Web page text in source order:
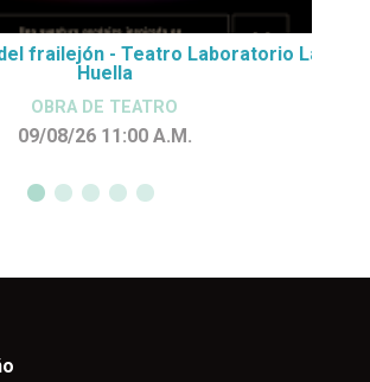
frailejón - Teatro Laboratorio La
Huella
OBRA DE TEATRO
09/08/26 11:00 A.M.